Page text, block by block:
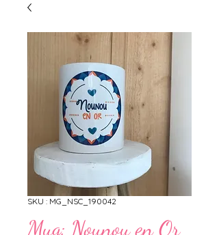
SKU : MG_NSC_190042
Mug: Nounou en Or